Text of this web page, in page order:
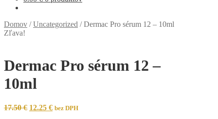
Domov /Uncategorized /Dermac Pro sérum 12 – 10ml
Zľava!
Dermac Pro sérum 12 –
10ml
17.50€ Original
12.25 €Current
bez DPH